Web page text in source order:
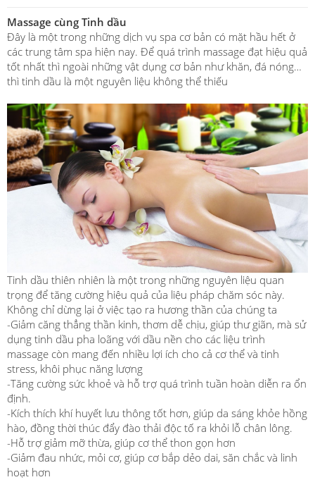
Massage cùng Tinh dầu
Đây là một trong những dịch vụ spa cơ bản có mặt hầu hết ở
các trung tâm spa hiện nay. Để quá trình massage đạt hiệu quả
tốt nhất thì ngoài những vật dụng cơ bản như khăn, đá nóng…
thì tinh dầu là một nguyên liệu không thể thiếu
Tinh dầu thiên nhiên là một trong những nguyên liệu quan
trọng để tăng cường hiệu quả của liệu pháp chăm sóc này.
Không chỉ dừng lại ở việc tạo ra hương thần của chúng ta
-Giảm căng thẳng thần kinh, thơm dễ chịu, giúp thư giãn, mà sử
dụng tinh dầu pha loãng với dầu nền cho các liệu trình
massage còn mang đến nhiều lợi ích cho cả cơ thể và tinh
stress, khôi phục năng lượng
-Tăng cường sức khoẻ và hỗ trợ quá trình tuần hoàn diễn ra ổn
định.
-Kích thích khí huyết lưu thông tốt hơn, giúp da sáng khỏe hồng
hào, đồng thời thúc đẩy đào thải độc tố ra khỏi lỗ chân lông.
-Hỗ trợ giảm mỡ thừa, giúp cơ thể thon gọn hơn
-Giảm đau nhức, mỏi cơ, giúp cơ bắp dẻo dai, săn chắc và linh
hoạt hơn